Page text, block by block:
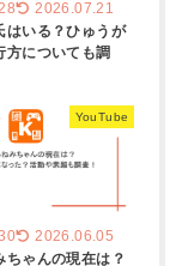
2026.07.21
はいる？ひゅうが
方についても調
YouTube
2026.06.05
ちゃんの現在は？